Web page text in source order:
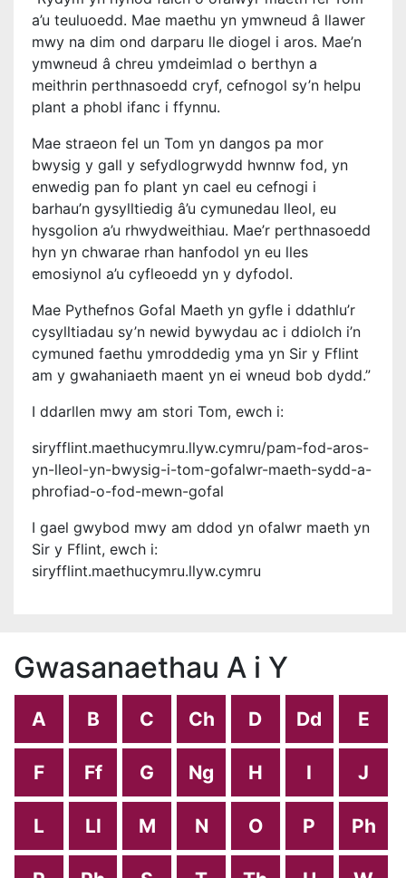
a’u teuluoedd. Mae maethu yn ymwneud â llawer
mwy na dim ond darparu lle diogel i aros. Mae’n
ymwneud â chreu ymdeimlad o berthyn a
meithrin perthnasoedd cryf, cefnogol sy’n helpu
plant a phobl ifanc i ffynnu.
Mae straeon fel un Tom yn dangos pa mor
bwysig y gall y sefydlogrwydd hwnnw fod, yn
enwedig pan fo plant yn cael eu cefnogi i
barhau’n gysylltiedig â’u cymunedau lleol, eu
hysgolion a’u rhwydweithiau. Mae’r perthnasoedd
hyn yn chwarae rhan hanfodol yn eu lles
emosiynol a’u cyfleoedd yn y dyfodol.
Mae Pythefnos Gofal Maeth yn gyfle i ddathlu’r
cysylltiadau sy’n newid bywydau ac i ddiolch i’n
cymuned faethu ymroddedig yma yn Sir y Fflint
am y gwahaniaeth maent yn ei wneud bob dydd.”
I ddarllen mwy am stori Tom, ewch i:
siryfflint.maethucymru.llyw.cymru/pam-fod-aros-
yn-lleol-yn-bwysig-i-tom-gofalwr-maeth-sydd-a-
phrofiad-o-fod-mewn-gofal
I gael gwybod mwy am ddod yn ofalwr maeth yn
Sir y Fflint, ewch i:
siryfflint.maethucymru.llyw.cymru
Gwasanaethau A i Y
A B C Ch D Dd E
F Ff G Ng H I J
L Ll M N O P Ph